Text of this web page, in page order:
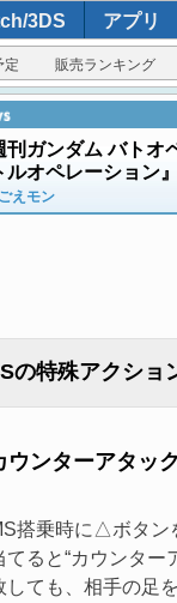
3DS アプリ
定 販売ランキング
刊ガンダム バト
ルオペレーション
ごえモン
の特殊アクショ
ウンターアタッ
搭乗時に△ボタン
てると“カウンタ
しても、相手の足